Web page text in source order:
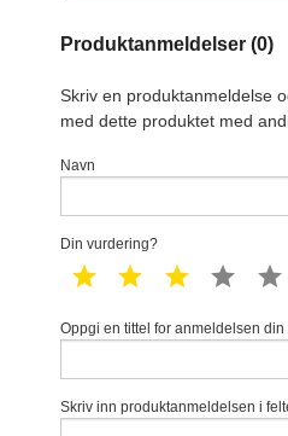
Produktanmeldelser (0)
Skriv en produktanmeldelse
med dette produktet med
Navn
Din vurdering?
1 star 2 star 3 star 4 star
Oppgi en tittel for anmeldelsen din
Skriv inn produktanmeldelsen i